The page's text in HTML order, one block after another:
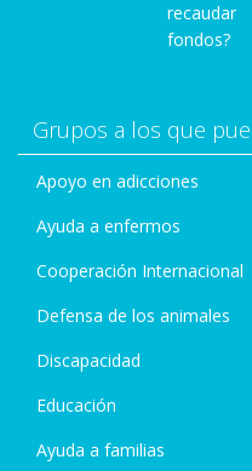
recaudar
fondos?
Grupos a los que
Apoyo en adicciones
Ayuda a enfermos
Cooperación Internacional
Defensa de los animales
Discapacidad
Educación
Ayuda a familias